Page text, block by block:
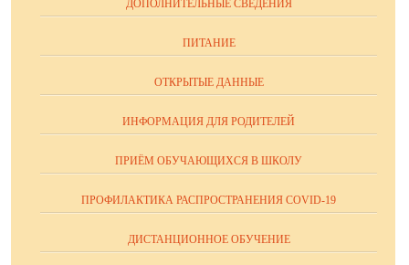
ДОПОЛНИТЕЛЬНЫЕ СВЕДЕНИЯ
ПИТАНИЕ
ОТКРЫТЫЕ ДАННЫЕ
ИНФОРМАЦИЯ ДЛЯ РОДИТЕЛЕЙ
ПРИЁМ ОБУЧАЮЩИХСЯ В ШКОЛУ
ПРОФИЛАКТИКА РАСПРОСТРАНЕНИЯ COVID-19
ДИСТАНЦИОННОЕ ОБУЧЕНИЕ